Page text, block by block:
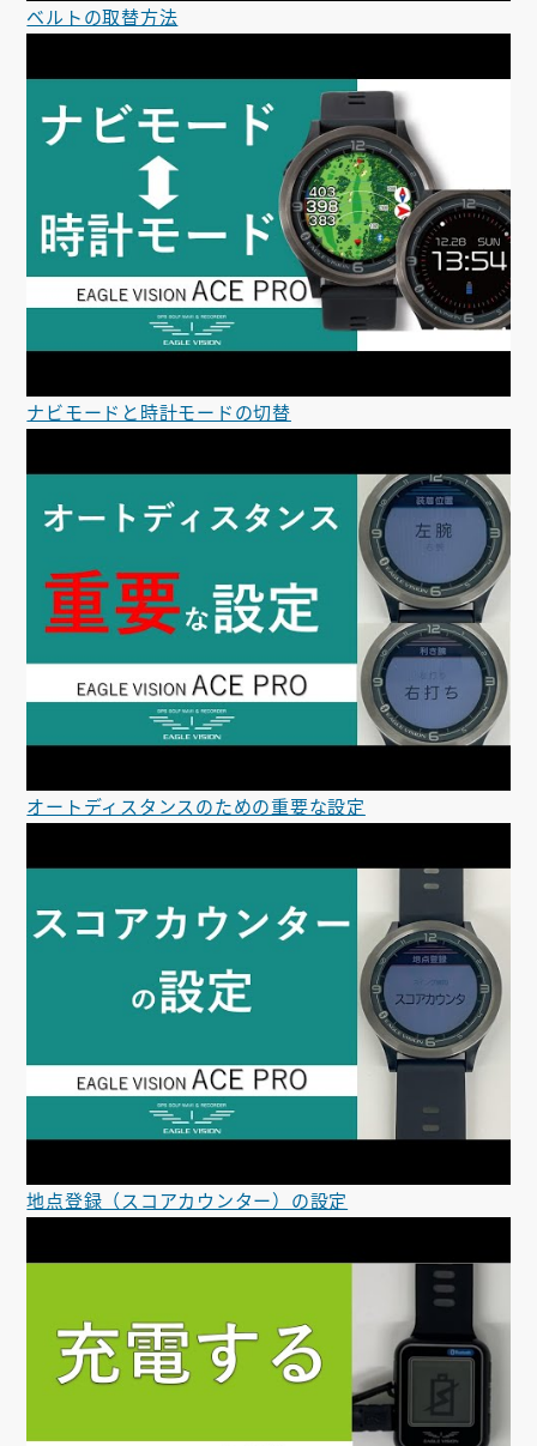
ベルトの取替方法
ナビモードと時計モードの切替
オートディスタンスのための重要な設定
地点登録（スコアカウンター）の設定